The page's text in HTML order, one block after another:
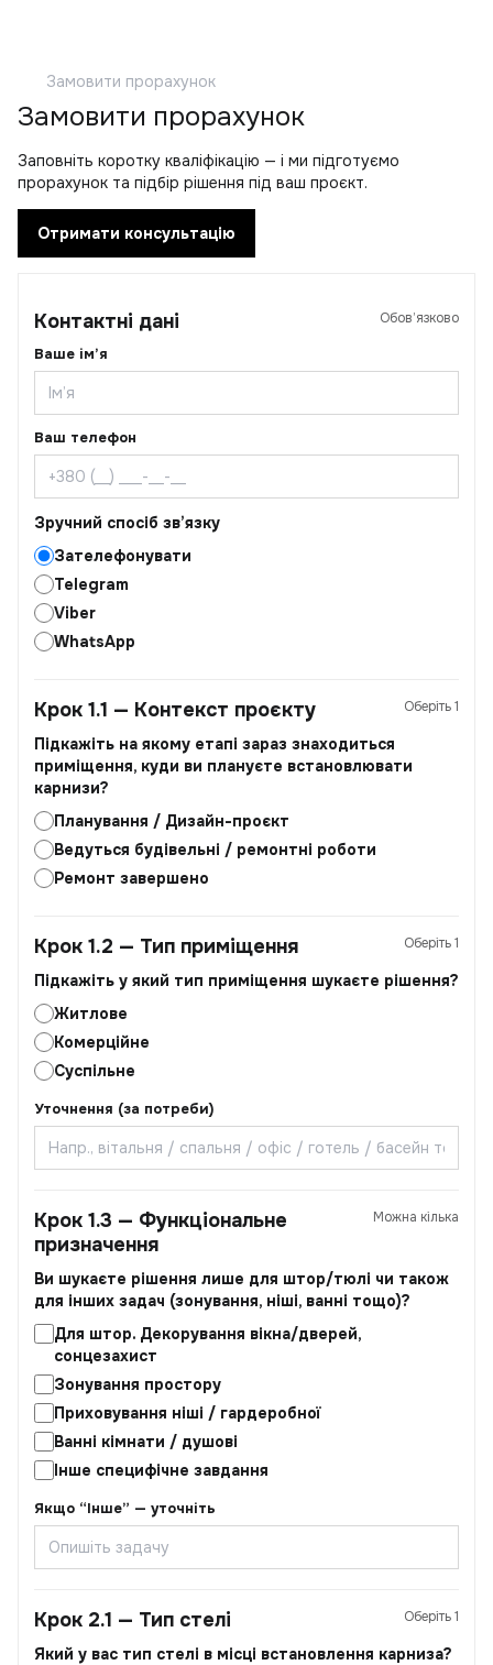
Замовити прорахунок
Замовити прорахунок
Заповніть коротку кваліфікацію — і ми підготуємо
прорахунок та підбір рішення під ваш проєкт.
Отримати консультацію
Контактні дані Обов’язково
Ваше ім’я
Ваш телефон
Зручний спосіб зв’язку
Зателефонувати
Telegram
Viber
WhatsApp
Крок 1.1 — Контекст проєкту Оберіть 1
Підкажіть на якому етапі зараз знаходиться
приміщення, куди ви плануєте встановлювати
карнизи?
Планування / Дизайн-проєкт
Ведуться будівельні / ремонтні роботи
Ремонт завершено
Крок 1.2 — Тип приміщення Оберіть 1
Підкажіть у який тип приміщення шукаєте рішення?
Житлове
Комерційне
Суспільне
Уточнення (за потреби)
Крок 1.3 — Функціональне
призначення
Можна кілька
Ви шукаєте рішення лише для штор/тюлі чи також
для інших задач (зонування, ніші, ванні тощо)?
Для штор. Декорування вікна/дверей,
сонцезахист
Зонування простору
Приховування ніші / гардеробної
Ванні кімнати / душові
Інше специфічне завдання
Якщо “Інше” — уточніть
Крок 2.1 — Тип стелі Оберіть 1
Який у вас тип стелі в місці встановлення карниза?